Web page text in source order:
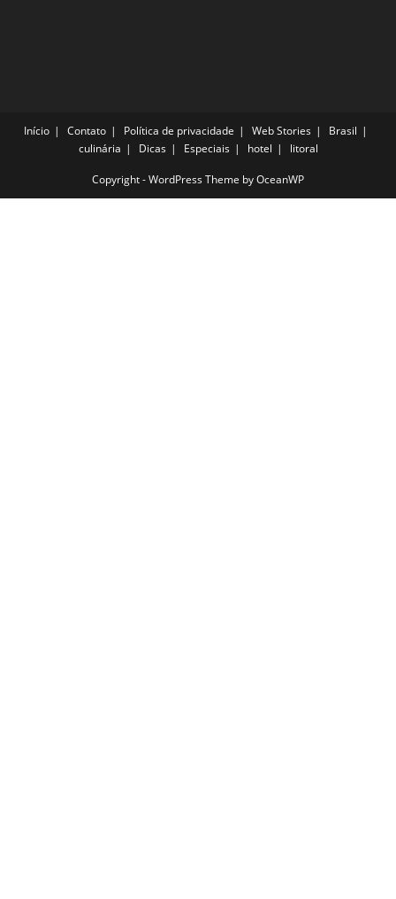
Início Contato Política de privacidade Web Stories
Brasil
culinária
Dicas Especiais hotel litoral
Copyright - WordPress Theme by OceanWP